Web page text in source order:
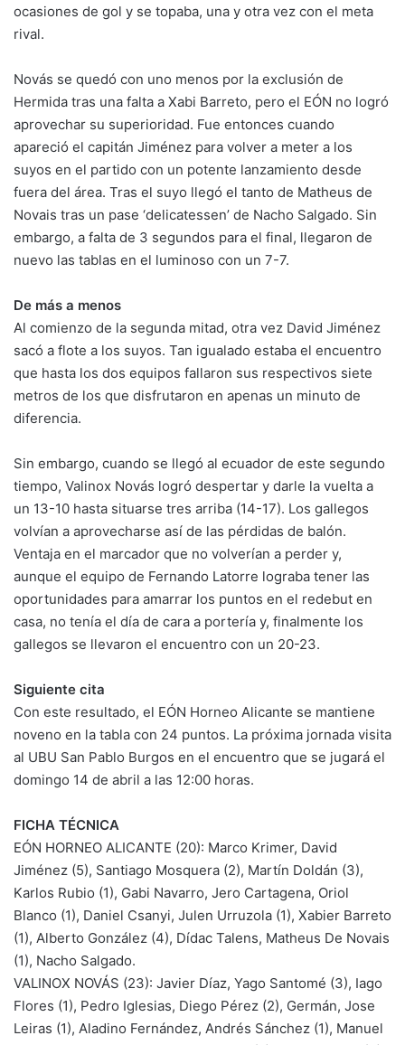
ocasiones de gol y se topaba, una y otra vez con el meta
rival.
Novás se quedó con uno menos por la exclusión de
Hermida tras una falta a Xabi Barreto, pero el EÓN no logró
aprovechar su superioridad. Fue entonces cuando
apareció el capitán Jiménez para volver a meter a los
suyos en el partido con un potente lanzamiento desde
fuera del área. Tras el suyo llegó el tanto de Matheus de
Novais tras un pase ‘delicatessen’ de Nacho Salgado. Sin
embargo, a falta de 3 segundos para el final, llegaron de
nuevo las tablas en el luminoso con un 7-7.
De más a menos
Al comienzo de la segunda mitad, otra vez David Jiménez
sacó a flote a los suyos. Tan igualado estaba el encuentro
que hasta los dos equipos fallaron sus respectivos siete
metros de los que disfrutaron en apenas un minuto de
diferencia.
Sin embargo, cuando se llegó al ecuador de este segundo
tiempo, Valinox Novás logró despertar y darle la vuelta a
un 13-10 hasta situarse tres arriba (14-17). Los gallegos
volvían a aprovecharse así de las pérdidas de balón.
Ventaja en el marcador que no volverían a perder y,
aunque el equipo de Fernando Latorre lograba tener las
oportunidades para amarrar los puntos en el redebut en
casa, no tenía el día de cara a portería y, finalmente los
gallegos se llevaron el encuentro con un 20-23.
Siguiente cita
Con este resultado, el EÓN Horneo Alicante se mantiene
noveno en la tabla con 24 puntos. La próxima jornada visita
al UBU San Pablo Burgos en el encuentro que se jugará el
domingo 14 de abril a las 12:00 horas.
FICHA TÉCNICA
EÓN HORNEO ALICANTE (20): Marco Krimer, David
Jiménez (5), Santiago Mosquera (2), Martín Doldán (3),
Karlos Rubio (1), Gabi Navarro, Jero Cartagena, Oriol
Blanco (1), Daniel Csanyi, Julen Urruzola (1), Xabier Barreto
(1), Alberto González (4), Dídac Talens, Matheus De Novais
(1), Nacho Salgado.
VALINOX NOVÁS (23): Javier Díaz, Yago Santomé (3), Iago
Flores (1), Pedro Iglesias, Diego Pérez (2), Germán, Jose
Leiras (1), Aladino Fernández, Andrés Sánchez (1), Manuel